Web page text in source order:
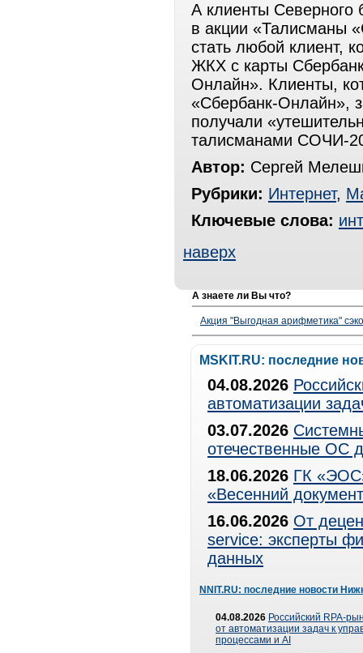
А клиенты Северного
в акции «Талисманы
стать любой клиент,
ЖКХ с карты
Онлайн». Клиенты,
«Сбербанк-Онлайн»,
получали
талисманами СОЧИ-
Автор: Сергей
Рубрики: Интернет,
Ключевые слова:
наверх
А знаете ли Вы что?
Акция "Выгодная арифметика"
MSKIT.RU: последние
04.08.2026
автоматизации
03.07.2026
отечественные ОС
18.06.2026 ГК
«Весенний
16.06.2026 От
service: эксперты
данных
NNIT.RU: последние новости
04.08.2026 Российский RPA-
от автоматизации задач к
процессами и AI